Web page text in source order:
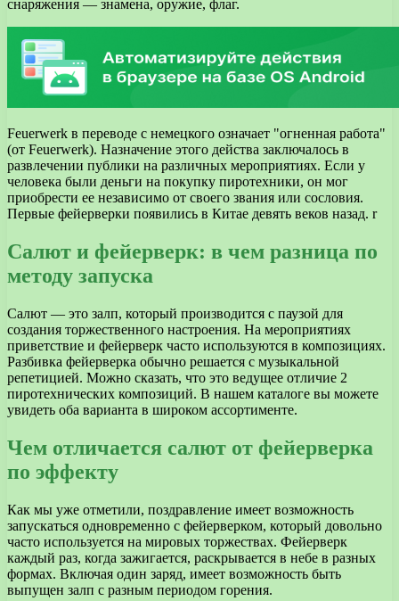
снаряжения — знамена, оружие, флаг.
Feuerwerk в переводе с немецкого означает "огненная работа"
(от Feuerwerk). Назначение этого действа заключалось в
развлечении публики на различных мероприятиях. Если у
человека были деньги на покупку пиротехники, он мог
приобрести ее независимо от своего звания или сословия.
Первые фейерверки появились в Китае девять веков назад. r
Салют и фейерверк: в чем разница по
методу запуска
Салют — это залп, который производится с паузой для
создания торжественного настроения. На мероприятиях
приветствие и фейерверк часто используются в композициях.
Разбивка фейерверка обычно решается с музыкальной
репетицией. Можно сказать, что это ведущее отличие 2
пиротехнических композиций. В нашем каталоге вы можете
увидеть оба варианта в широком ассортименте.
Чем отличается салют от фейерверка
по эффекту
Как мы уже отметили, поздравление имеет возможность
запускаться одновременно с фейерверком, который довольно
часто используется на мировых торжествах. Фейерверк
каждый раз, когда зажигается, раскрывается в небе в разных
формах. Включая один заряд, имеет возможность быть
выпущен залп с разным периодом горения.